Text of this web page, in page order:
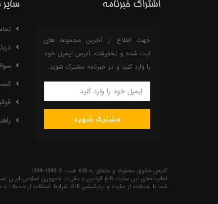
اشتراک خبرنامه
جهت اطلاع از آخرین مجموعه های
ثبت شده و تخفیفات، آدرس ایمیل خود
را وارد کنید و در خبرنامه مشترک شوید.
مشترک شوید
کسب
کلیه‌ی حقوق محفوظ و متعلق به 618 است © 1390-1399
فعاليت‌های اين سايت تابع قوانين و مقررات جمهوری اسلامی ايران
شما با استفاده از سایت و اپلیکیشن 618، شرایط استفاده از
خدمات و